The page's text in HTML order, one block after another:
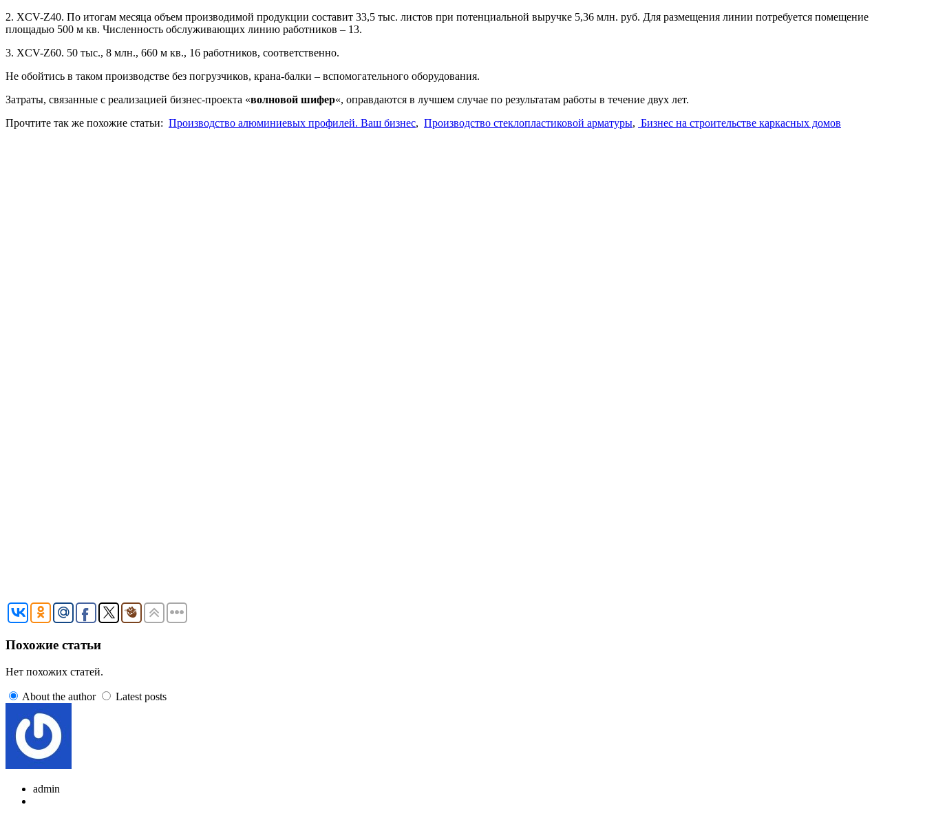
2. XСV-Z40. По итогам месяца объем производимой продукции составит 33,5 тыс. листов при потенциальной выручке 5,36 млн. руб. Для размещения линии потребуется помещение
площадью 500 м кв. Численность обслуживающих линию работников – 13.
3. XСV-Z60. 50 тыс., 8 млн., 660 м кв., 16 работников, соответственно.
Не обойтись в таком производстве без погрузчиков, крана-балки – вспомогательного оборудования.
Затраты, связанные с реализацией бизнес-проекта «волновой шифер«, оправдаются в лучшем случае по результатам работы в течение двух лет.
Прочтите так же похожие статьи: Производство алюминиевых профилей. Ваш бизнес, Производство стеклопластиковой арматуры, Бизнес на строительстве каркасных домов
Похожие статьи
Нет похожих статей.
About the author Latest posts
admin